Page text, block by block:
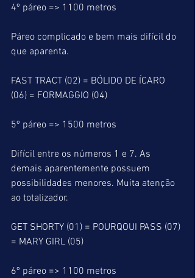
4º páreo => 1100 metros
Páreo complicado e bem mais difícil do
que aparenta.
FAST TRACT (02) = BÓLIDO DE ÍCARO
(06) = FORMAGGIO (04)
5º páreo => 1500 metros
Difícil entre os números 1 e 7. As
demais aparentemente possuem
possibilidades menores. Muita atenção
ao totalizador.
GET SHORTY (01) = POURQOUI PASS (07)
= MARY GIRL (05)
6º páreo => 1100 metros